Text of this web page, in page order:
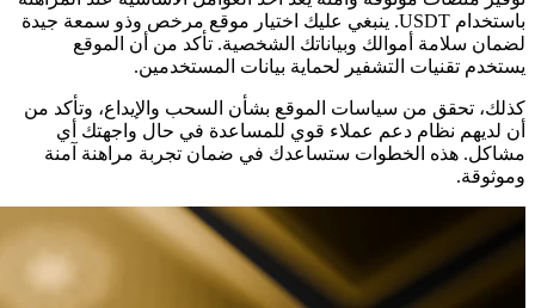
باستخدام USDT. ينبغي عليك اختيار موقع مرخص وذو سمعة جيدة
لضمان سلامة أموالك وبياناتك الشخصية. تأكد من أن الموقع
يستخدم تقنيات التشفير لحماية بيانات المستخدمين.
كذلك، تحقق من سياسات الموقع بشأن السحب والإيداع، وتأكد من
أن لديهم نظام دعم عملاء قوي للمساعدة في حال واجهتك أي
مشاكل. هذه الخطوات ستساعدك في ضمان تجربة مراهنة آمنة
وموثوقة.